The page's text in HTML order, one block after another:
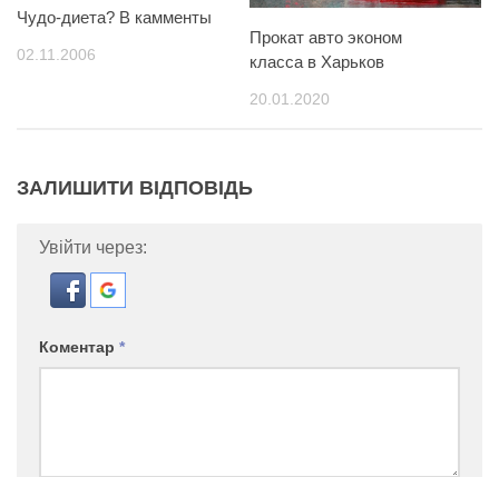
Чудо-диета? В камменты
02.11.2006
Прокат авто эконом
класса в Харьков
20.01.2020
ЗАЛИШИТИ ВІДПОВІДЬ
Увійти через:
Коментар *